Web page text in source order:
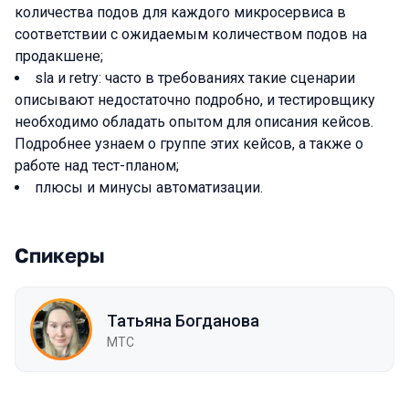
количества подов для каждого микросервиса в
соответствии с ожидаемым количеством подов на
продакшене;
sla и retry: часто в требованиях такие сценарии
описывают недостаточно подробно, и тестировщику
необходимо обладать опытом для описания кейсов.
Подробнее узнаем о группе этих кейсов, а также о
работе над тест-планом;
плюсы и минусы автоматизации.
Спикеры
Татьяна Богданова
МТС